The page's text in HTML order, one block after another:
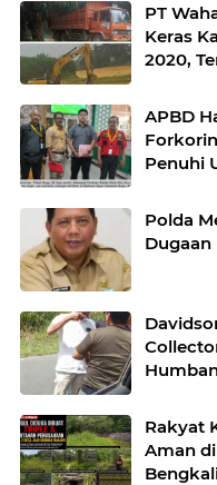
PT
Keras
2020,
APBD
Penuhi
Polda
Dugaan
Rakyat
Aman